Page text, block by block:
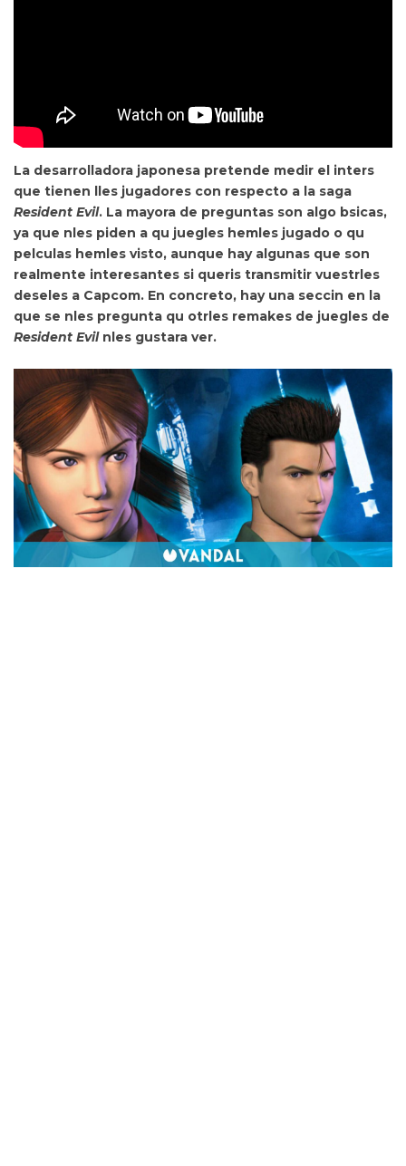
La desarrolladora japonesa pretende medir el inters
que tienen lles jugadores con respecto a la saga
Resident Evil. La mayora de preguntas son algo bsicas,
ya que nles piden a qu juegles hemles jugado o qu
pelculas hemles visto, aunque hay algunas que son
realmente interesantes si queris transmitir vuestrles
deseles a Capcom. En concreto, hay una seccin en la
que se nles pregunta qu otrles remakes de juegles de
Resident Evilnles gustara ver.